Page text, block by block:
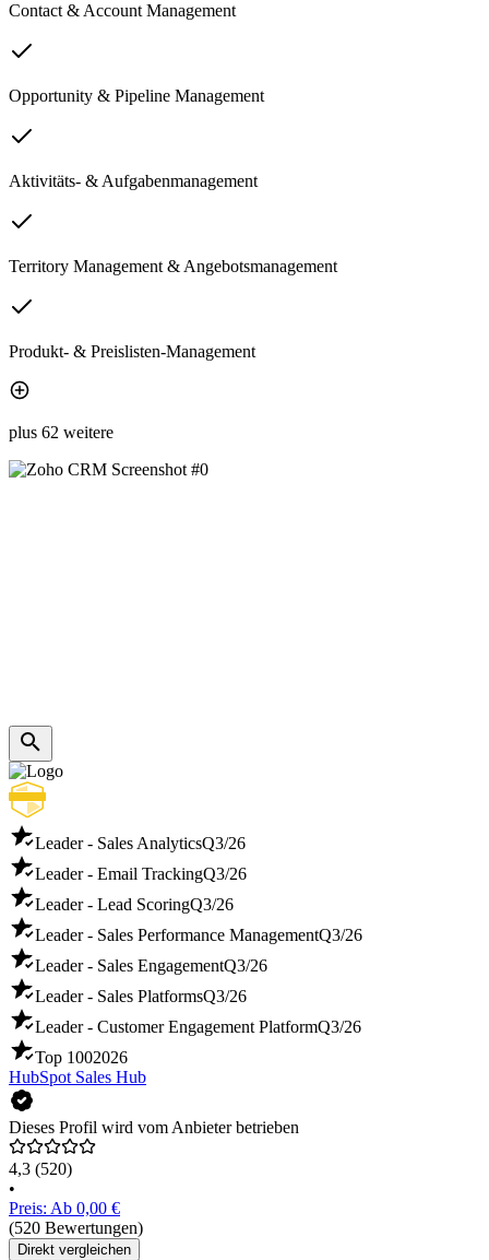
Contact & Account Management
Opportunity & Pipeline Management
Aktivitäts- & Aufgabenmanagement
Territory Management & Angebotsmanagement
Produkt- & Preislisten-Management
plus 62 weitere
Leader - Sales AnalyticsQ3/26
Leader - Email TrackingQ3/26
Leader - Lead ScoringQ3/26
Leader - Sales Performance ManagementQ3/26
Leader - Sales EngagementQ3/26
Leader - Sales PlatformsQ3/26
Leader - Customer Engagement PlatformQ3/26
Top 1002026
HubSpot Sales Hub
Dieses Profil wird vom Anbieter betrieben
4,3 (520)
•
Preis: Ab 0,00 €
(520 Bewertungen)
Direkt vergleichen